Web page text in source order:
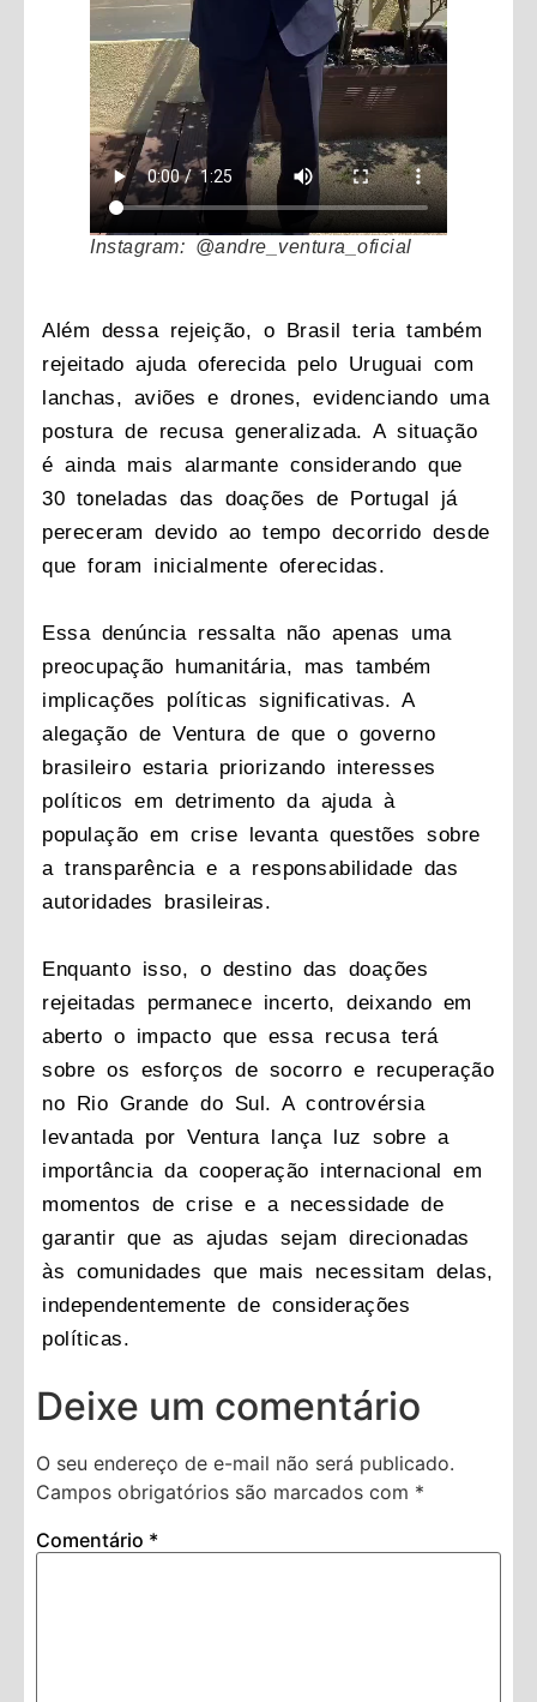
Instagram: @andre_ventura_oficial
Além dessa rejeição, o Brasil teria também
rejeitado ajuda oferecida pelo Uruguai com
lanchas, aviões e drones, evidenciando uma
postura de recusa generalizada. A situação
é ainda mais alarmante considerando que
30 toneladas das doações de Portugal já
pereceram devido ao tempo decorrido desde
que foram inicialmente oferecidas.
Essa denúncia ressalta não apenas uma
preocupação humanitária, mas também
implicações políticas significativas. A
alegação de Ventura de que o governo
brasileiro estaria priorizando interesses
políticos em detrimento da ajuda à
população em crise levanta questões sobre
a transparência e a responsabilidade das
autoridades brasileiras.
Enquanto isso, o destino das doações
rejeitadas permanece incerto, deixando em
aberto o impacto que essa recusa terá
sobre os esforços de socorro e recuperação
no Rio Grande do Sul. A controvérsia
levantada por Ventura lança luz sobre a
importância da cooperação internacional em
momentos de crise e a necessidade de
garantir que as ajudas sejam direcionadas
às comunidades que mais necessitam delas,
independentemente de considerações
políticas.
Deixe um comentário
O seu endereço de e-mail não será publicado.
Campos obrigatórios são marcados com *
Comentário *